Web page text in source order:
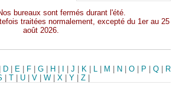
bureaux sont fermés durant l'été.
traitées normalement, excepté du 1er au 25
août 2026.
D E F |G H |J K L M N |O P |Q
R
T| U| V| W| X| Y| Z|